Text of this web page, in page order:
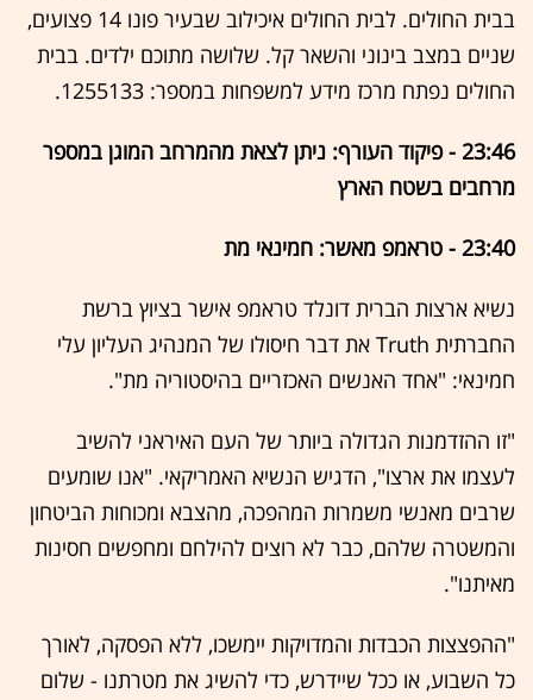
בבית החולים. לבית החולים איכילוב שבעיר פונו 14 פצועים,
שניים במצב בינוני והשאר קל. שלושה מתוכם ילדים. בבית
החולים נפתח מרכז מידע למשפחות במספר: 1255133.
23:46 - פיקוד העורף: ניתן לצאת מהמרחב המוגן במספר
מרחבים בשטח הארץ
23:40 - טראמפ מאשר: חמינאי מת
נשיא ארצות הברית דונלד טראמפ אישר בציוץ ברשת
החברתית Truth את דבר חיסולו של המנהיג העליון עלי
חמינאי: "אחד האנשים האכזריים בהיסטוריה מת".
"זו ההזדמנות הגדולה ביותר של העם האיראני להשיב
לעצמו את ארצו", הדגיש הנשיא האמריקאי. "אנו שומעים
שרבים מאנשי משמרות המהפכה, מהצבא ומכוחות הביטחון
והמשטרה שלהם, כבר לא רוצים להילחם ומחפשים חסינות
מאיתנו".
"ההפצצות הכבדות והמדויקות יימשכו, ללא הפסקה, לאורך
כל השבוע, או ככל שיידרש, כדי להשיג את מטרתנו - שלום